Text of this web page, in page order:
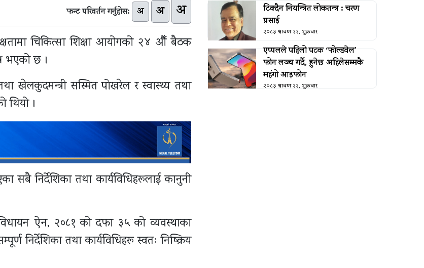
फन्ट परिवर्तन गर्नुहोस: अ अ अ
चिकित्सा शिक्षा आयोगको २४ औँ बैठक
भएको छ ।
खेलकुदमन्त्री सस्मित पोखरेल र स्वास्थ्य तथा
थियो ।
सबै निर्देशिका तथा कार्यविधिहरूलाई कानुनी
विधायन ऐन, २०८१ को दफा ३५ को व्यवस्थाका
निर्देशिका तथा कार्यविधिहरू स्वतः निष्क्रिय
टिक्दैन नियन्त्रित लोकतन्त्र : चरण
प्रसाई
२०८३ श्रावण २२, शुक्रबार
एप्पलले पहिलो पटक ‘फोल्डवेल’
फोन लञ्च गर्दै, हुनेछ अहिलेसम्मकै
महंगो आइफोन
२०८३ श्रावण २२, शुक्रबार